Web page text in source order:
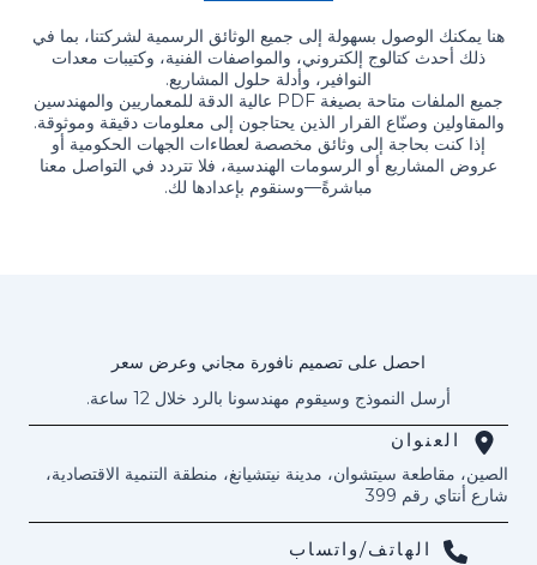
هنا يمكنك الوصول بسهولة إلى جميع الوثائق الرسمية لشركتنا، بما في
ذلك أحدث كتالوج إلكتروني، والمواصفات الفنية، وكتيبات معدات
النوافير، وأدلة حلول المشاريع.
جميع الملفات متاحة بصيغة PDF عالية الدقة للمعماريين والمهندسين
والمقاولين وصنّاع القرار الذين يحتاجون إلى معلومات دقيقة وموثوقة.
إذا كنت بحاجة إلى وثائق مخصصة لعطاءات الجهات الحكومية أو
عروض المشاريع أو الرسومات الهندسية، فلا تتردد في التواصل معنا
مباشرةً—وسنقوم بإعدادها لك.
احصل على تصميم نافورة مجاني وعرض سعر
أرسل النموذج وسيقوم مهندسونا بالرد خلال 12 ساعة.
العنوان
الصين، مقاطعة سيتشوان، مدينة نيتشيانغ، منطقة التنمية الاقتصادية،
شارع أنتاي رقم 399
الهاتف/واتساب